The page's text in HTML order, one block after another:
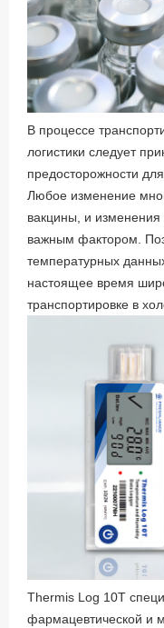
В процессе
логистики следует
предосторожности
Любое изменение
вакцины, и
важным фактором.
температурных
настоящее время
транспортировке в
Thermis Log 10T
фармацевтической и